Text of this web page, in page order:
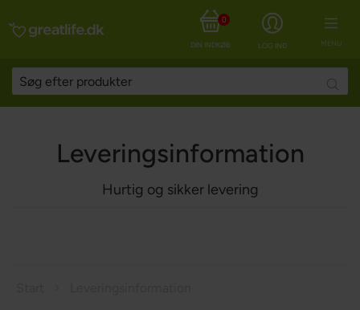
MENU
LOG IND
DIN INDKØBSKURV
0
Leveringsinformation
Hurtig og sikker levering